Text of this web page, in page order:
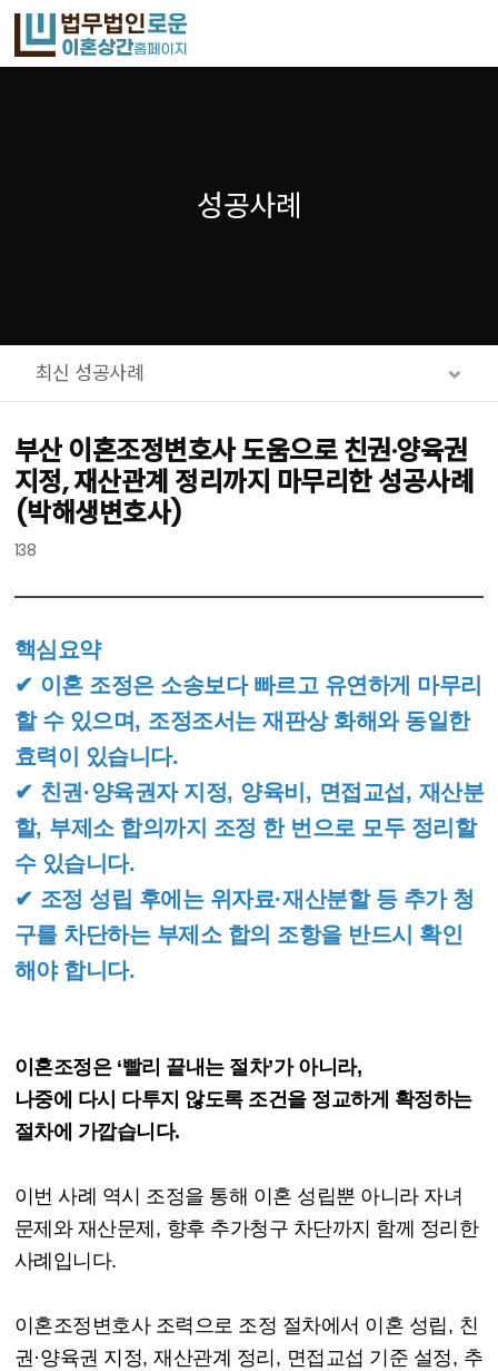
메뉴 건너뛰기
성공사례
최신 성공사례
부산 이혼조정변호사 도움으로 친권·양육권
지정, 재산관계 정리까지 마무리한 성공사례
(박해생변호사)
138
핵심요약
✔ 이혼 조정은 소송보다 빠르고 유연하게 마무리
할 수 있으며, 조정조서는 재판상 화해와 동일한
효력이 있습니다.
✔ 친권·양육권자 지정, 양육비, 면접교섭, 재산분
할, 부제소 합의까지 조정 한 번으로 모두 정리할
수 있습니다.
✔ 조정 성립 후에는 위자료·재산분할 등 추가 청
구를 차단하는 부제소 합의 조항을 반드시 확인
해야 합니다.
이혼조정은 ‘빨리 끝내는 절차’가 아니라,
나중에 다시 다투지 않도록 조건을 정교하게 확정하는
절차에 가깝습니다.
이번 사례 역시 조정을 통해 이혼 성립뿐 아니라 자녀
문제와 재산문제, 향후 추가청구 차단까지 함께 정리한
사례입니다.
이혼조정변호사 조력으로 조정 절차에서 이혼 성립 , 친
권 ·양육권 지정,재산관계 정리 , 면접교섭 기준 설정, 추